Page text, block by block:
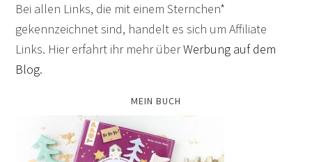
Bei allen Links, die mit einem Sternchen*
gekennzeichnet sind, handelt es sich um Affiliate
Links. Hier erfahrt ihr mehr überWerbung auf dem
Blog.
MEIN BUCH